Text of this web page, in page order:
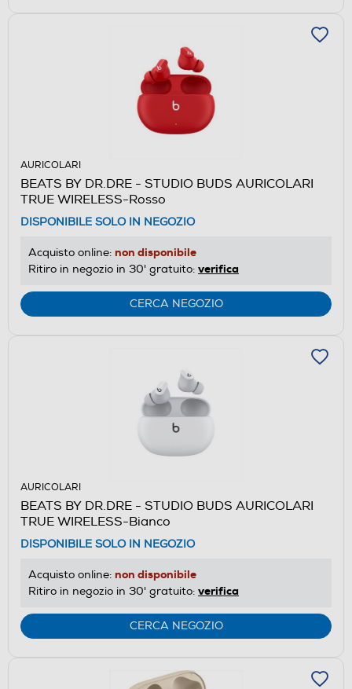
AURICOLARI
BEATS BY DR.DRE - STUDIO BUDS AURICOLARI
TRUE WIRELESS-Rosso
DISPONIBILE SOLO IN NEGOZIO
Acquisto online: non disponibile
Ritiro in negozio in 30' gratuito: verifica
CERCA NEGOZIO
AURICOLARI
BEATS BY DR.DRE - STUDIO BUDS AURICOLARI
TRUE WIRELESS-Bianco
DISPONIBILE SOLO IN NEGOZIO
Acquisto online: non disponibile
Ritiro in negozio in 30' gratuito: verifica
CERCA NEGOZIO